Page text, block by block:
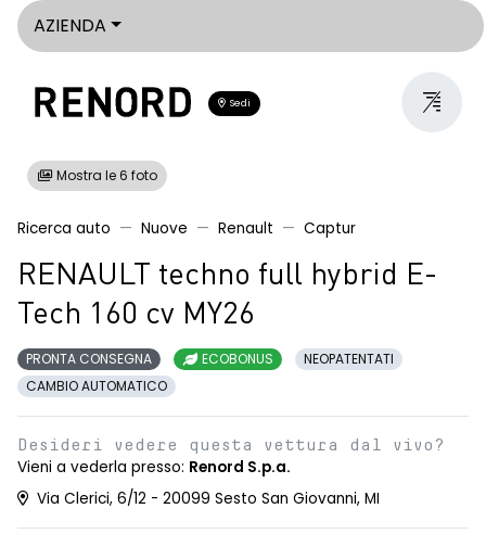
AZIENDA
Sedi
Mostra le 6 foto
Ricerca auto Nuove Renault Captur
RENAULT techno full hybrid E-
Tech 160 cv MY26
PRONTA CONSEGNA ECOBONUS
NEOPATENTATI
CAMBIO AUTOMATICO
Desideri vedere questa vettura dal vivo?
Vieni a vederla presso: Renord S.p.a.
Via Clerici, 6/12 - 20099 Sesto San Giovanni, MI